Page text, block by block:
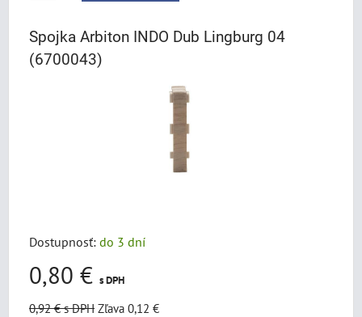
Spojka Arbiton INDO Dub Lingburg 04
(6700043)
Dostupnosť: do 3 dní
0,80 € s DPH
0,92 €s DPH Zľava 0,12 €